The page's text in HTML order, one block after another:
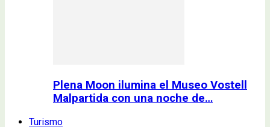
Plena Moon ilumina el Museo Vostell
Malpartida con una noche de…
Turismo